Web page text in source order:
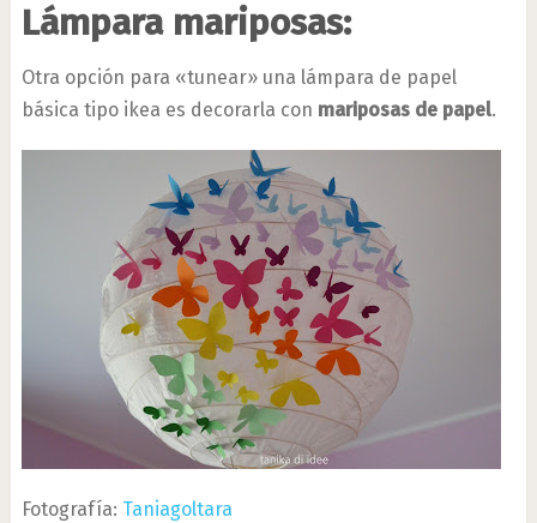
Lámpara mariposas:
Otra opción para «tunear» una lámpara de papel
básica tipo ikea es decorarla con mariposas de papel.
Fotografía: Taniagoltara